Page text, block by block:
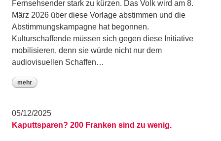
Fernsehsender stark zu kürzen. Das Volk wird am 8.
März 2026 über diese Vorlage abstimmen und die
Abstimmungskampagne hat begonnen.
Kulturschaffende müssen sich gegen diese Initiative
mobilisieren, denn sie würde nicht nur dem
audiovisuellen Schaffen…
mehr
05/12/2025
Kaputtsparen? 200 Franken sind zu wenig.